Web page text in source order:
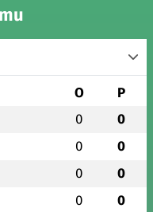
O P
0 0
0 0
0 0
0 0